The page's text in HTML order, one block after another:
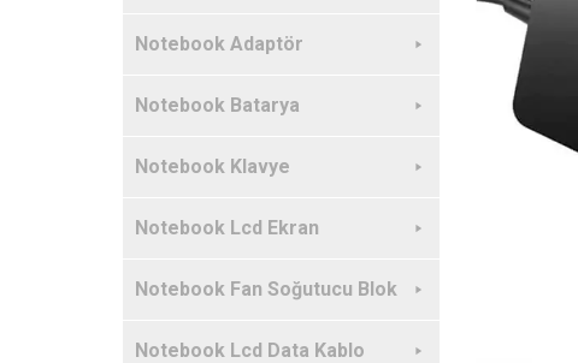
Notebook Adaptör
Notebook Batarya
Notebook Klavye
Notebook Lcd Ekran
Notebook Fan Soğutucu Blok
Notebook Lcd Data Kablo